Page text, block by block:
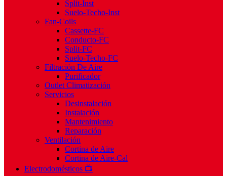
Split-Inst
Suelo-Techo-Inst
Fan-Coils
Cassette-FC
Conducto-FC
Split-FC
Suelo-Techo-FC
Filtración De Aire
Purificador
Outlet Climatización
Servicios
Desinstalación
Instalación
Mantenimiento
Reparación
Ventilación
Cortina de Aire
Cortina de Aire-Cal
Electrodomésticos 📺